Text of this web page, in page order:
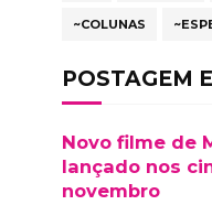
~COLUNAS
POSTAGEM
Novo filme de
lançado nos
novembro